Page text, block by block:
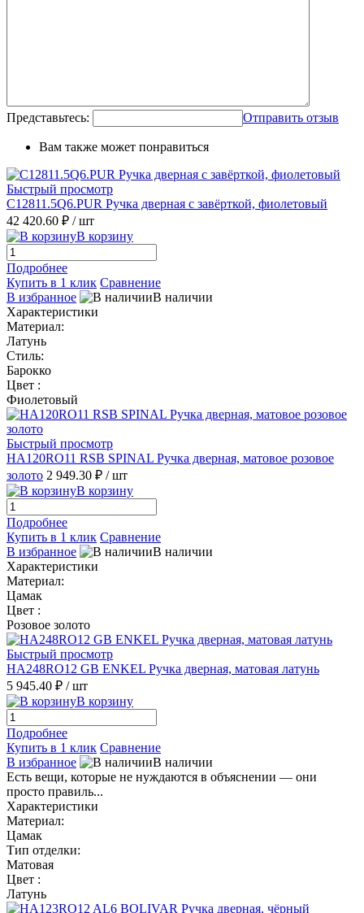
Представьтесь: Отправить отзыв
Вам также может понравиться
Быстрый просмотр
C12811.5Q6.PUR Ручка дверная с завёрткой, фиолетовый
42 420.60 ₽ / шт
В корзину
Подробнее
Купить в 1 клик Сравнение
В избранное
В наличии
Характеристики
Материал:
Латунь
Стиль:
Барокко
Цвет :
Фиолетовый
Быстрый просмотр
HA120RO11 RSB SPINAL Ручка дверная, матовое розовое
золото 2 949.30 ₽ / шт
В корзину
Подробнее
Купить в 1 клик Сравнение
В избранное
В наличии
Характеристики
Материал:
Цамак
Цвет :
Розовое золото
Быстрый просмотр
HA248RO12 GB ENKEL Ручка дверная, матовая латунь
5 945.40 ₽ / шт
В корзину
Подробнее
Купить в 1 клик Сравнение
В избранное
В наличии
Есть вещи, которые не нуждаются в объяснении — они
просто правиль...
Характеристики
Материал:
Цамак
Тип отделки:
Матовая
Цвет :
Латунь